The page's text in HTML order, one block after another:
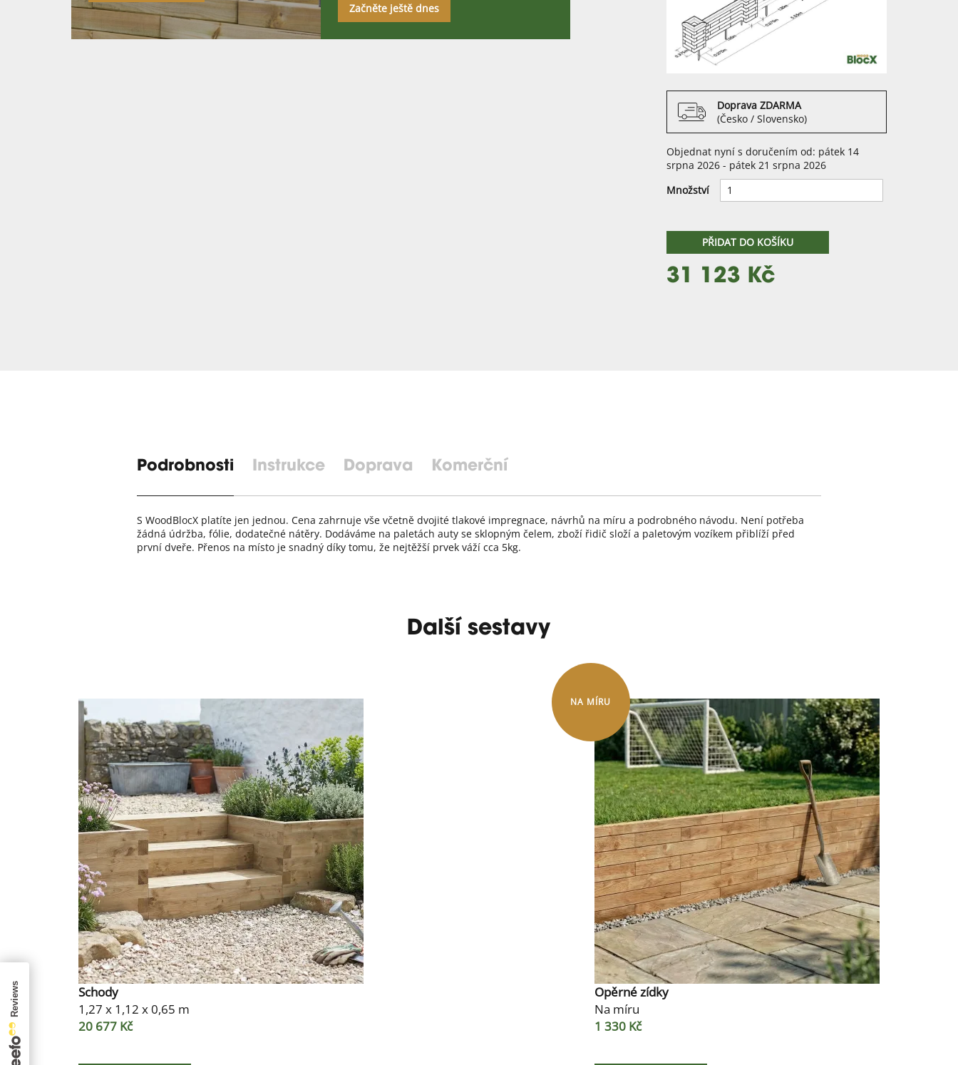
Začněte ještě dnes
Doprava ZDARMA
(Česko / Slovensko)
Objednat nyní s doručením od: pátek 14
srpna 2026 - pátek 21 srpna 2026
Množství
PŘIDAT DO KOŠÍKU
31 123 Kč
Podrobnosti
S WoodBlocX platíte jen jednou. Cena zahrnuje vše včetně dvojité tlakové impregnace, návrhů na míru a podrobného návodu. Není potřeba
žádná údržba, fólie, dodatečné nátěry. Dodáváme na paletách auty se sklopným čelem, zboží řidič složí a paletovým vozíkem přiblíží před
první dveře. Přenos na místo je snadný díky tomu, že nejtěžší prvek váží cca 5kg.
Instrukce Doprava Komerční
Další sestavy
Schody
1,27 x 1,12 x 0,65 m
20 677 Kč
NA MÍRU
Opěrné zídky
Na míru
1 330 Kč